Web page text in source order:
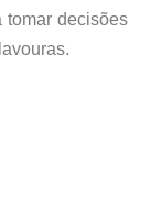
tomar decisões